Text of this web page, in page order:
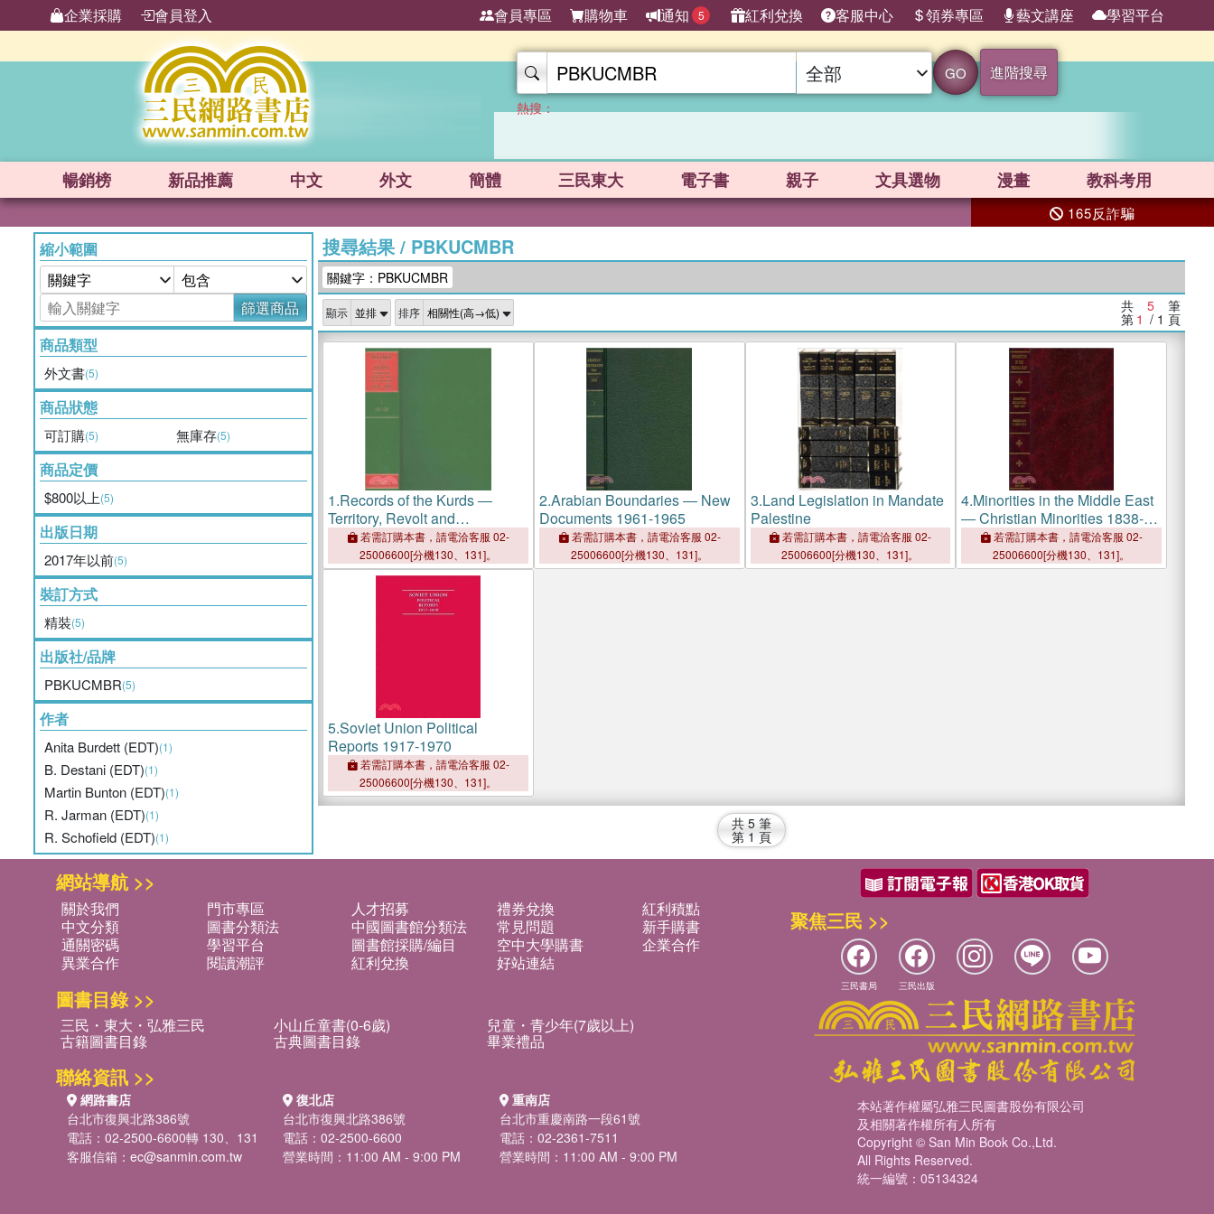
企業採購 會員登入 會員專區 購物車 通知 5 紅利兌換 客服中心 領券專區 藝文講座 學習平台
GO 進階搜尋
熱搜：
暢銷榜 新品推薦 中文 外文 簡體 三民東大 電子書 親子 文具選物 漫畫 教科考用
165反詐騙
縮小範圍
篩選商品
商品類型
外文書(5)
商品狀態
可訂購(5) 無庫存(5)
商品定價
$800以上(5)
出版日期
2017年以前(5)
裝訂方式
精裝(5)
出版社/品牌
PBKUCMBR(5)
作者
Anita Burdett (EDT)(1)
B. Destani (EDT)(1)
Martin Bunton (EDT)(1)
R. Jarman (EDT)(1)
R. Schofield (EDT)(1)
搜尋結果/ PBKUCMBR
關鍵字：PBKUCMBR
顯示 排序 共 5 筆
第 1 / 1 頁
1.Records of the Kurds ―
Territory, Revolt and
Nationalism, 1831-1979;
British Documentary Sources
若需訂購本書，請電洽客服 02-
25006600[分機130、131]。
2.Arabian Boundaries ― New
Documents 1961-1965
若需訂購本書，請電洽客服 02-
25006600[分機130、131]。
3.Land Legislation in Mandate
Palestine
若需訂購本書，請電洽客服 02-
25006600[分機130、131]。
4.Minorities in the Middle East
― Christian Minorities 1838-
1967若需訂購本書，請電洽客服 02-
25006600[分機130、131]。
5.Soviet Union Political
Reports 1917-1970
若需訂購本書，請電洽客服 02-
25006600[分機130、131]。
共 5 筆
第 1 頁
網站導航 >>
關於我們 門市專區 人才招募 禮券兌換
紅利積點
中文分類
圖書分類法 中國圖書館分類法 常見問題
新手購書
通關密碼
學習平台 圖書館採購/編目 空中大學購書
企業合作
異業合作
閱讀潮評 紅利兌換 好站連結
圖書目錄 >>
三民・東大・弘雅三民 小山丘童書(0-6歲) 兒童・青少年(7歲以上)
古籍圖書目錄 古典圖書目錄 畢業禮品
聯絡資訊 >>
網路書店
台北市復興北路386號
電話：02-2500-6600轉 130、131
客服信箱： ec@sanmin.com.tw
復北店
台北市復興北路386號
電話：02-2500-6600
營業時間：11:00 AM - 9:00 PM
重南店
台北市重慶南路一段61號
電話：02-2361-7511
營業時間：11:00 AM - 9:00 PM
聚焦三民 >>
三民書局 三民出版
本站著作權屬弘雅三民圖書股份有限公司
及相關著作權所有人所有
Copyright © San Min Book Co.,Ltd.
All Rights Reserved.
統一編號：05134324